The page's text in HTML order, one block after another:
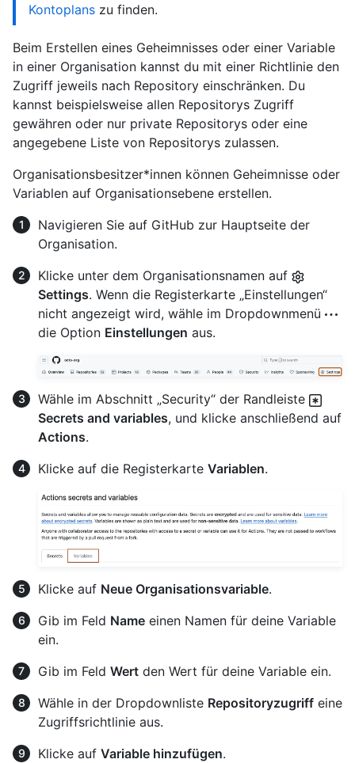
Kontoplans zu finden.
Beim Erstellen eines Geheimnisses oder einer Variable
in einer Organisation kannst du mit einer Richtlinie den
Zugriff jeweils nach Repository einschränken. Du
kannst beispielsweise allen Repositorys Zugriff
gewähren oder nur private Repositorys oder eine
angegebene Liste von Repositorys zulassen.
Organisationsbesitzer*innen können Geheimnisse oder
Variablen auf Organisationsebene erstellen.
Navigieren Sie auf GitHub zur Hauptseite der
Organisation.
Klicke unter dem Organisationsnamen auf
Settings. Wenn die Registerkarte „Einstellungen“
nicht angezeigt wird, wähle im Dropdownmenü
die Option Einstellungen aus.
Wähle im Abschnitt „Security“ der Randleiste
Secrets and variables, und klicke anschließend auf
Actions.
Klicke auf die Registerkarte Variablen.
Klicke auf Neue Organisationsvariable.
Gib im Feld Name einen Namen für deine Variable
ein.
Gib im Feld Wert den Wert für deine Variable ein.
Wähle in der Dropdownliste Repositoryzugriff eine
Zugriffsrichtlinie aus.
Klicke auf Variable hinzufügen.